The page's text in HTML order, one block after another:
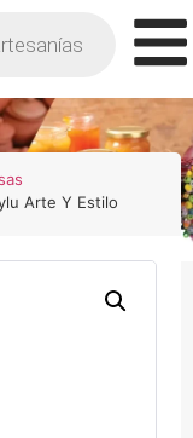
Arte Y Estilo